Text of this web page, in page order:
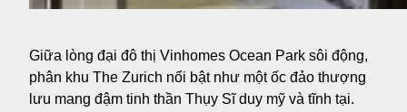
Giữa lòng đại đô thị Vinhomes Ocean Park sôi động,
phân khu The Zurich nổi bật như một ốc đảo thượng
lưu mang đậm tinh thần Thụy Sĩ duy mỹ và tĩnh tại.